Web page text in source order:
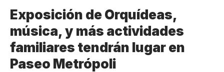
Exposición de Orquídeas,
música, y más actividades
familiares tendrán lugar en
Paseo Metrópoli